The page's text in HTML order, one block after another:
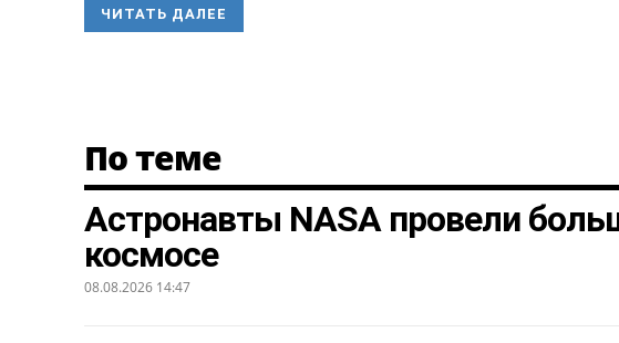
ЧИТАТЬ ДАЛЕЕ
По теме
Астронавты NASA провели
космосе
08.08.2026 14:47